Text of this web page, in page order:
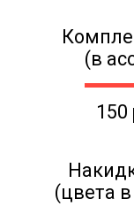
(в
(цвета